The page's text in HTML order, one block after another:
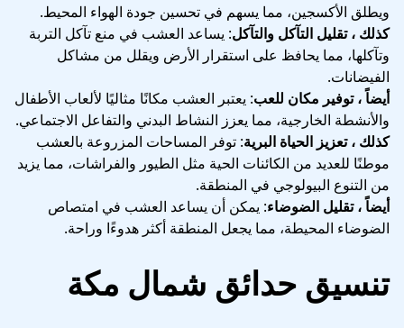
ويطلق الأكسجين، مما يسهم في تحسين جودة الهواء المحيط.
كذلك ، تقليل التآكل والتآكل: يساعد العشب في منع تآكل التربة
وتآكلها، مما يحافظ على استقرار الأرض ويقلل من مشاكل
الفيضانات.
أيضاً ، توفير مكان للعب: يعتبر العشب مكانًا مثاليًا لألعاب الأطفال
والأنشطة الخارجية، مما يعزز النشاط البدني والتفاعل الاجتماعي.
كذلك ، تعزيز الحياة البرية: توفر المساحات المزروعة بالعشب
موطنًا للعديد من الكائنات الحية مثل الطيور والفراشات، مما يزيد
من التنوع البيولوجي في المنطقة.
أيضاً ، تقليل الضوضاء: يمكن أن يساعد العشب في امتصاص
الضوضاء المحيطة، مما يجعل المنطقة أكثر هدوءًا وراحة.
تنسيق حدائق شمال مكة